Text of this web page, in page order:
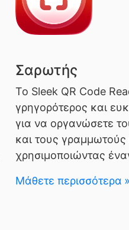
Σαρωτής
Το Sleek QR Code
γρηγορότερος και
για να οργανώσετε
και τους γραμμωτούς
χρησιμοποιώντας
Μάθετε περισσότερα